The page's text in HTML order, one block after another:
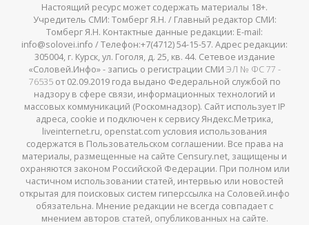
Настоящий ресурс может содержать материалы 18+.
Учредитель СМИ: Томберг Я.Н. / Главный редактор СМИ:
Томберг Я.Н. Контактные данные редакции: E-mail:
info@solovei.info / Телефон:+7(4712) 54-15-57. Адрес редакции:
305004, г. Курск, ул. Гоголя, д. 25, кв. 44. Сетевое издание
«Соловей.Инфо» - запись о регистрации СМИ ЭЛ № ФС 77 -
76535от 02.09.2019 года выдано Федеральной службой по
надзору в сфере связи, информационных технологий и
массовых коммуникаций (Роскомнадзор). Сайт использует IP
адреса, cookie и подключен к сервису Яндекс.Метрика,
liveinternet.ru, openstat.com условия использования
содержатся в Пользовательском соглашении. Все права на
материалы, размещенные на сайте Censury.net, защищены и
охраняются законом Российской Федерации. При полном или
частичном использовании статей, интервью или новостей
открытая для поисковых систем гиперссылка на Соловей.инфо
обязательна. Мнение редакции не всегда совпадает с
мнением авторов статей, опубликованных на сайте.